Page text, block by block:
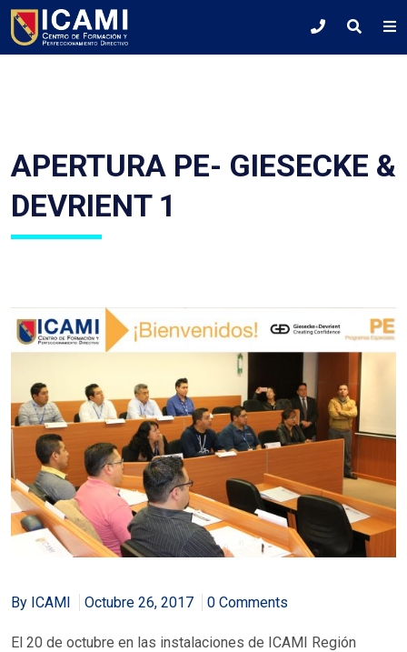
APERTURA PE- GIESECKE &
DEVRIENT 1
By ICAMI Octubre 26, 2017 0 Comments
El 20 de octubre en las instalaciones de ICAMI Región